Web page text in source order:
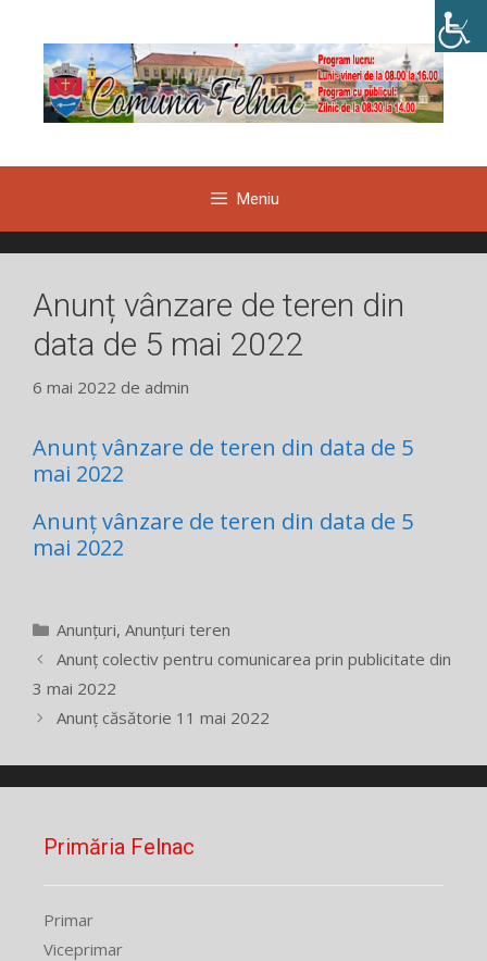
conținut
Meniu
Anunț vânzare de teren din
data de 5 mai 2022
6 mai 2022 de admin
Anunț vânzare de teren din data de 5
mai 2022
Anunț vânzare de teren din data de 5
mai 2022
Categorii
Anunțuri, Anunțuri teren
Anunț colectiv pentru comunicarea prin publicitate din
3 mai 2022
Anunț căsătorie 11 mai 2022
Primăria Felnac
Primar
Viceprimar